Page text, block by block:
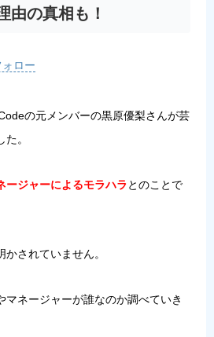
由の真相も！
ロー
の元メンバーの黒原優梨さんが芸
。
ージャーによるモラハラとのことで
されていません。
マネージャーが誰なのか調べていき